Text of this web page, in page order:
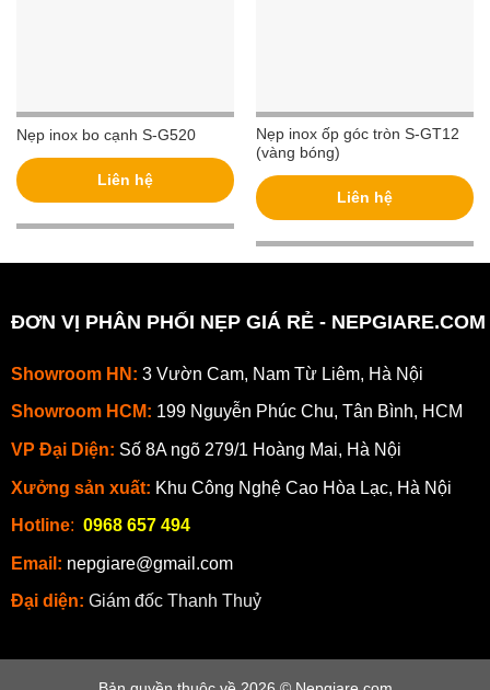
Nẹp inox bo cạnh S-G520
Liên hệ
Nẹp inox ốp góc tròn S-GT12
(vàng bóng)
Liên hệ
ĐƠN VỊ PHÂN PHỐI NẸP GIÁ RẺ - NEPGIARE.COM
Showroom HN: 3 Vườn Cam, Nam Từ Liêm, Hà Nội
Showroom HCM: 199 Nguyễn Phúc Chu, Tân Bình, HCM
VP Đại Diện: Số 8A ngõ 279/1 Hoàng Mai, Hà Nội
Xưởng sản xuất: Khu Công Nghệ Cao Hòa Lạc, Hà Nội
Hotline: 0968 657 494
Email: nepgiare@gmail.com
Đại diện: Giám đốc Thanh Thuỷ